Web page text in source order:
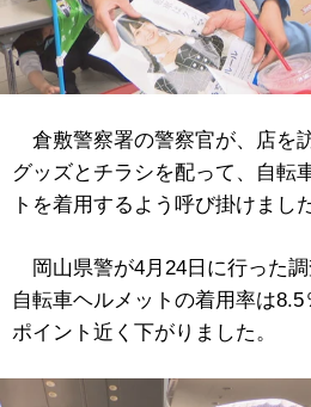
倉敷警察署の警察官が、店を
グッズとチラシを配って、自転
トを着用するよう呼び掛けました
岡山県警が4月24日に行った
自転車ヘルメットの着用率は
ポイント近く下がりました。